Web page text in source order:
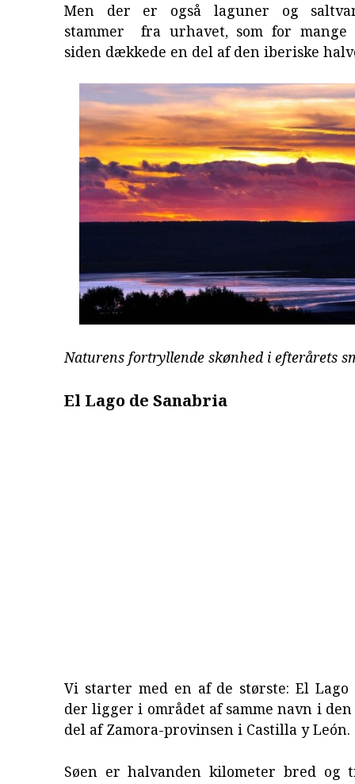
Men der er også laguner og
stammer fra urhavet, som for
siden dækkede en del af den iberiske
Naturens fortryllende skønhed i efterårets
El Lago de Sanabria
Vi starter med en af de største: El Lago
der ligger i området af samme navn i
del af Zamora-provinsen i Castilla y León.
Søen er halvanden kilometer bred og